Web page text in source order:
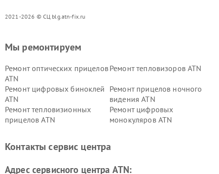
2021-2026 © СЦ blg.atn-fix.ru
Мы ремонтируем
Ремонт оптических прицелов
ATN
Ремонт тепловизоров ATN
Ремонт цифровых биноклей
ATN
Ремонт прицелов ночного
видения ATN
Ремонт тепловизионных
прицелов ATN
Ремонт цифровых
монокуляров ATN
Контакты сервис центра
Адрес сервисного центра ATN: